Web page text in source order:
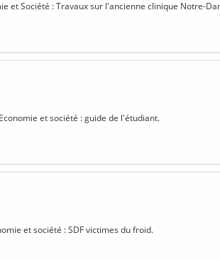
et Société : Travaux sur l'ancienne clinique Notre-
et société : guide de l'étudiant.
et société : SDF victimes du froid.